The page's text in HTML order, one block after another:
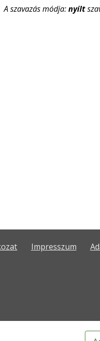
A szavazás módja:nyílt
Impresszum